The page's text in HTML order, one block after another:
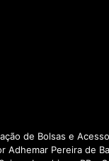
de Bolsas e
Adhemar Pereira de